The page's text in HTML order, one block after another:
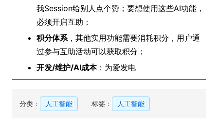
我Session给别人点个赞；要想使用这些AI功能，
必须开启互助；
积分体系，其他实用功能需要消耗积分，用户通
过参与互助活动可以获取积分；
开发/维护/AI成本：为爱发电
分类： 人工智能 标签： 人工智能